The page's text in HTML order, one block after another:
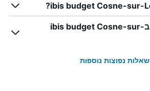
האם יש Wi-Fi זמין בibis budget Cosne-sur-
שאלות נפוצות נוספות